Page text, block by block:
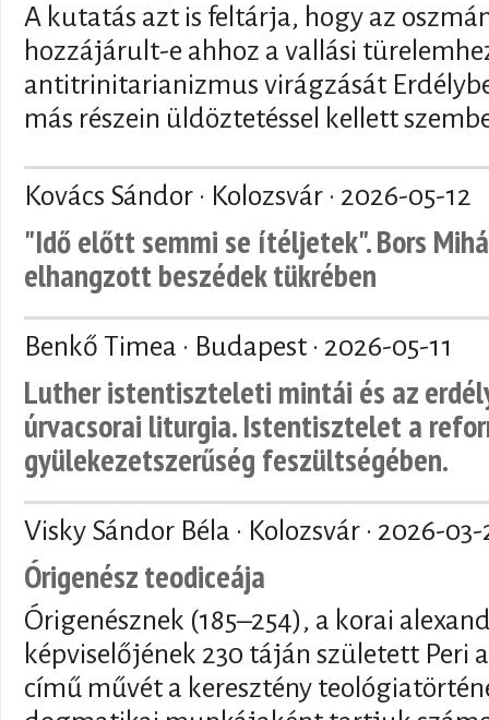
A kutatás azt is feltárja, hogy az
hozzájárult-e ahhoz a vallási
antitrinitarianizmus virágzását
más részein üldöztetéssel kellett
Kovács Sándor · Kolozsvár · 2026-05-12
"Idő előtt semmi se ítéljetek". Bors
elhangzott beszédek tükrében
Benkő Timea · Budapest · 2026-05-11
Luther istentiszteleti mintái és az
úrvacsorai liturgia. Istentisztelet a
gyülekezetszerűség feszültségében.
Visky Sándor Béla · Kolozsvár · 2026-03-
Órigenész teodiceája
Órigenésznek (185–254), a korai
képviselőjének 230 táján született Peri
című művét a keresztény